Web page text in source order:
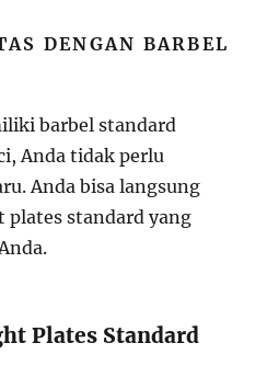
DENGAN BARBEL
barbel standard
Anda tidak perlu
Anda bisa langsung
plates standard yang
Plates Standard